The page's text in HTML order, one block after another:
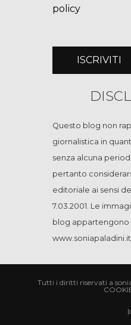
policy
Questo blog non
giornalistica in
senza alcuna
pertanto
editoriale ai sensi
7.03.2001. Le
blog appartengono
www.soniapaladini.it
Tutti i diritti riservati a
|